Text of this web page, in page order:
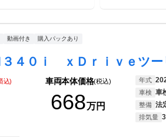
動画付き 購入パックあり
込) 車両本体価格(税込)
668万円
年式
車検 車
整備 法
排気量